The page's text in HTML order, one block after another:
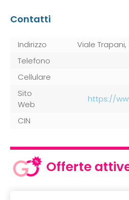
Contatti
Indirizzo
Viale Trapani,
Telefono
Cellulare
Sito
Web
https://
CIN
Offerte